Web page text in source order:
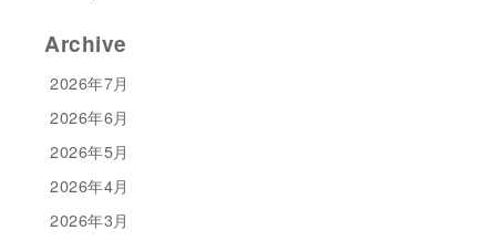
Archive
2026年7月
2026年6月
2026年5月
2026年4月
2026年3月